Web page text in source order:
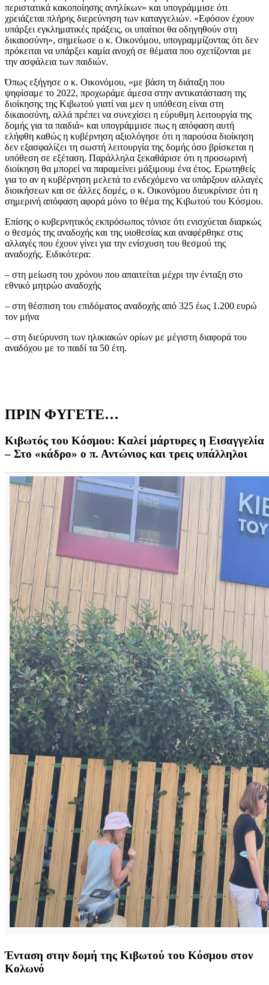
περιστατικά κακοποίησης ανηλίκων» και υπογράμμισε ότι
χρειάζεται πλήρης διερεύνηση των καταγγελιών. «Εφόσον έχουν
υπάρξει εγκληματικές πράξεις, οι υπαίτιοι θα οδηγηθούν στη
δικαιοσύνη», σημείωσε ο κ. Οικονόμου, υπογραμμίζοντας ότι δεν
πρόκειται να υπάρξει καμία ανοχή σε θέματα που σχετίζονται με
την ασφάλεια των παιδιών.
Όπως εξήγησε ο κ. Οικονόμου, «με βάση τη διάταξη που
ψηφίσαμε το 2022, προχωράμε άμεσα στην αντικατάσταση της
διοίκησης της Κιβωτού γιατί ναι μεν η υπόθεση είναι στη
δικαιοσύνη, αλλά πρέπει να συνεχίσει η εύρυθμη λειτουργία της
δομής για τα παιδιά» και υπογράμμισε πως η απόφαση αυτή
ελήφθη καθώς η κυβέρνηση αξιολόγησε ότι η παρούσα διοίκηση
δεν εξασφαλίζει τη σωστή λειτουργία της δομής όσο βρίσκεται η
υπόθεση σε εξέταση. Παράλληλα ξεκαθάρισε ότι η προσωρινή
διοίκηση θα μπορεί να παραμείνει μάξιμουμ ένα έτος. Ερωτηθείς
για το αν η κυβέρνηση μελετά το ενδεχόμενο να υπάρξουν αλλαγές
διοικήσεων και σε άλλες δομές, ο κ. Οικονόμου διευκρίνισε ότι η
σημερινή απόφαση αφορά μόνο το θέμα της Κιβωτού του Κόσμου.
Επίσης ο κυβερνητικός εκπρόσωπος τόνισε ότι ενισχύεται διαρκώς
ο θεσμός της αναδοχής και της υιοθεσίας και αναφέρθηκε στις
αλλαγές που έχουν γίνει για την ενίσχυση του θεσμού της
αναδοχής. Ειδικότερα:
– στη μείωση του χρόνου που απαιτείται μέχρι την ένταξη στο
εθνικό μητρώο αναδοχής
– στη θέσπιση του επιδόματος αναδοχής από 325 έως 1.200 ευρώ
τον μήνα
– στη διεύρυνση των ηλικιακών ορίων με μέγιστη διαφορά του
αναδόχου με το παιδί τα 50 έτη.
ΠΡΙΝ ΦΥΓΕΤΕ…
Κιβωτός του Κόσμου: Καλεί μάρτυρες η Εισαγγελία
– Στο «κάδρο» ο π. Αντώνιος και τρεις υπάλληλοι
Ένταση στην δομή της Κιβωτού του Κόσμου στον
Κολωνό